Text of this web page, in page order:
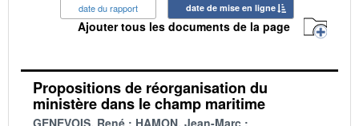
date du rapport date de mise en ligne
Ajouter tous les documents de la page
Propositions de réorganisation du
ministère dans le champ maritime
GENEVOIS, René
HAMON, Jean-Marc